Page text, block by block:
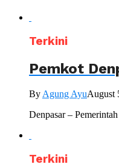
Terkini
Pemkot
ByAgung AyuAugust
Denpasar –
Terkini